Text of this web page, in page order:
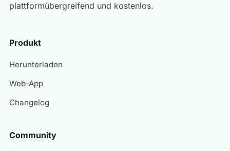
plattformübergreifend und kostenlos.
Produkt
Herunterladen
Web-App
Changelog
Community